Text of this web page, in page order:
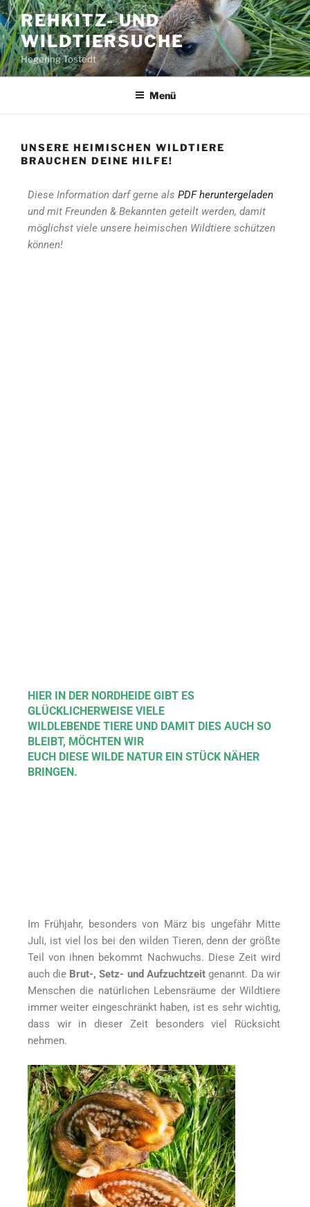
REHKITZ- UND
WILDTIERSUCHE
Hegering Tostedt
Menü
UNSERE HEIMISCHEN WILDTIERE
BRAUCHEN DEINE HILFE!
Diese Information darf gerne als PDF heruntergeladen
und mit Freunden & Bekannten geteilt werden, damit
möglichst viele unsere heimischen Wildtiere schützen
können!
HIER IN DER NORDHEIDE GIBT ES
GLÜCKLICHERWEISE VIELE
WILDLEBENDE TIERE UND DAMIT DIES AUCH SO
BLEIBT, MÖCHTEN WIR
EUCH DIESE WILDE NATUR EIN STÜCK NÄHER
BRINGEN.
Im Frühjahr, besonders von März bis ungefähr Mitte
Juli, ist viel los bei den wilden Tieren, denn der größte
Teil von ihnen bekommt Nachwuchs. Diese Zeit wird
auch die Brut-, Setz- und Aufzuchtzeit genannt. Da wir
Menschen die natürlichen Lebensräume der Wildtiere
immer weiter eingeschränkt haben, ist es sehr wichtig,
dass wir in dieser Zeit besonders viel Rücksicht
nehmen.